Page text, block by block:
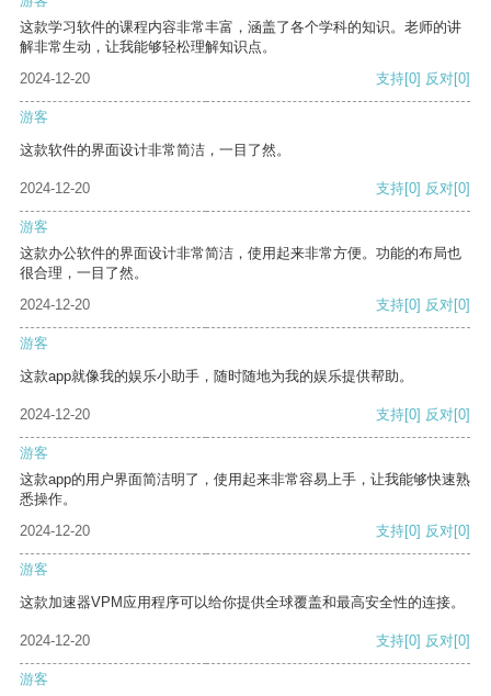
这款学习软件的课程内容非常丰富，涵盖了各个学科的知识。老师的讲
解非常生动，让我能够轻松理解知识点。
2024-12-20
支持[0] 反对[0]
游客
这款软件的界面设计非常简洁，一目了然。
2024-12-20 支持[0] 反对[0]
游客
这款办公软件的界面设计非常简洁，使用起来非常方便。功能的布局也
很合理，一目了然。
2024-12-20
支持[0] 反对[0]
游客
这款app就像我的娱乐小助手，随时随地为我的娱乐提供帮助。
2024-12-20 支持[0] 反对[0]
游客
这款app的用户界面简洁明了，使用起来非常容易上手，让我能够快速熟
悉操作。
2024-12-20
支持[0] 反对[0]
游客
这款加速器VPM应用程序可以给你提供全球覆盖和最高安全性的连接。
2024-12-20 支持[0] 反对[0]
游客